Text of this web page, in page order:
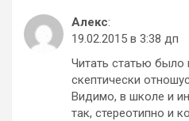
Алекс:
19.02.2015 в 3:38 дп
Читать статью было
скептически
Видимо, в школе и
так, стереотипно и